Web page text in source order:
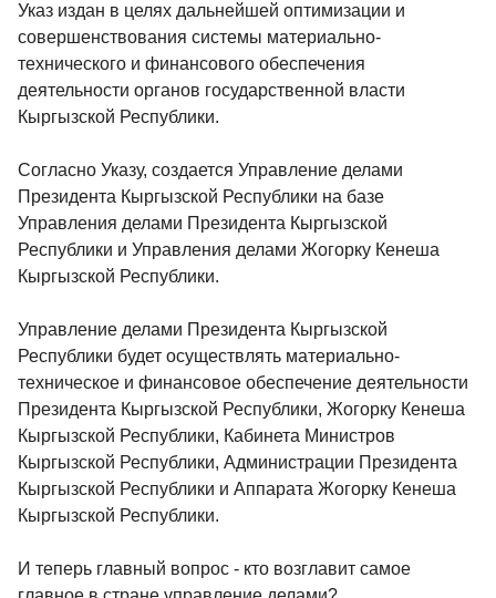
Указ издан в целях дальнейшей оптимизации и
совершенствования системы материально-
технического и финансового обеспечения
деятельности органов государственной власти
Кыргызской Республики.
Согласно Указу, создается Управление делами
Президента Кыргызской Республики на базе
Управления делами Президента Кыргызской
Республики и Управления делами Жогорку Кенеша
Кыргызской Республики.
Управление делами Президента Кыргызской
Республики будет осуществлять материально-
техническое и финансовое обеспечение деятельности
Президента Кыргызской Республики, Жогорку Кенеша
Кыргызской Республики, Кабинета Министров
Кыргызской Республики, Администрации Президента
Кыргызской Республики и Аппарата Жогорку Кенеша
Кыргызской Республики.
И теперь главный вопрос - кто возглавит самое